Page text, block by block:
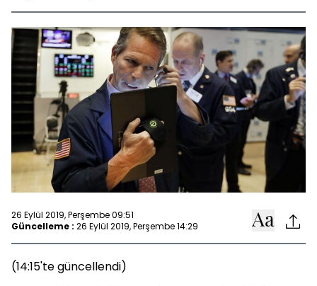
26 Eylül 2019, Perşembe 09:51
Güncelleme : 26 Eylül 2019, Perşembe 14:29
(14:15'te güncellendi)